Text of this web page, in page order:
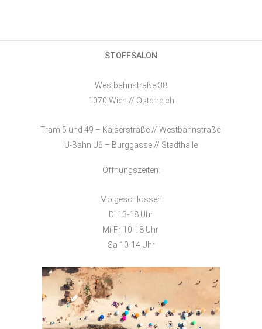
STOFFSALON
Westbahnstraße 38
1070 Wien // Österreich
Tram 5 und 49 – Kaiserstraße // Westbahnstraße
U-Bahn U6 – Burggasse // Stadthalle
Öffnungszeiten:
Mo geschlossen
Di 13-18 Uhr
Mi-Fr 10-18 Uhr
Sa 10-14 Uhr